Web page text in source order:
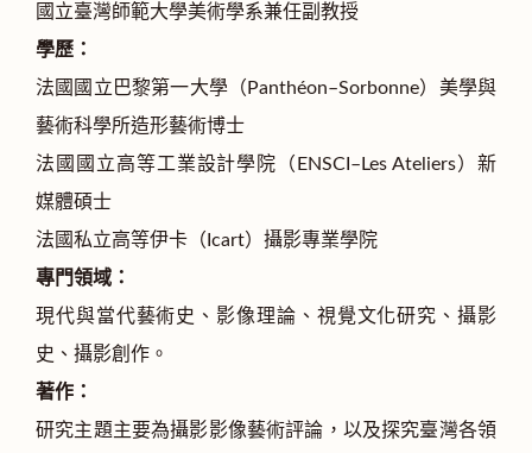
國立臺灣師範大學美術學系兼任副教授
學歷：
法國國立巴黎第一大學（Panthéon–Sorbonne）美學與
藝術科學所造形藝術博士
法國國立高等工業設計學院（ENSCI–Les Ateliers）新
媒體碩士
法國私立高等伊卡（Icart）攝影專業學院
專門領域：
現代與當代藝術史、影像理論、視覺文化研究、攝影
史、攝影創作。
著作：
研究主題主要為攝影影像藝術評論，以及探究臺灣各領